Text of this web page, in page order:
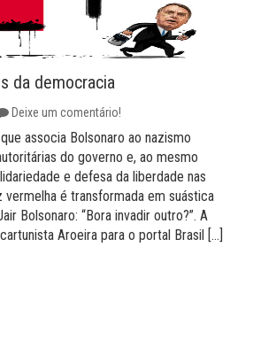
da democracia
Deixe um comentário!
associa Bolsonaro ao nazismo
do governo e, ao mesmo
e defesa da liberdade nas
vermelha é transformada em suástica
Bolsonaro: “Bora invadir outro?”. A
Aroeira para o portal Brasil […]